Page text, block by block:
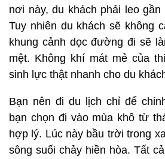
nơi này, du khách phải leo gần
Tuy nhiên du khách sẽ không
khung cảnh dọc đường đi sẽ
mệt. Không khí mát mẻ của
sinh lực thật nhanh cho du
Bạn nên đi du lịch chỉ để
bạn chọn đi vào mùa khô từ
hợp lý. Lúc này bầu trời trong
sông suối chảy hiền hòa. Tất